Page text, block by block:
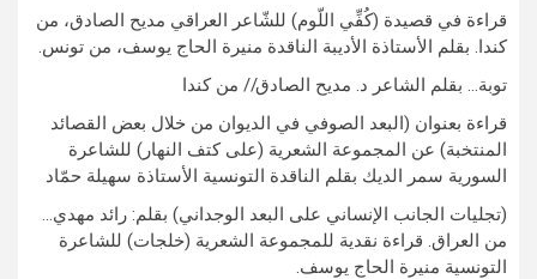
قراءة في قصيدة (كُفِّي اللّوم) للشّاعر العراقي مديح الصادق، من
كندا. بقلم الأستاذة الأديبة الناقدة منيرة الحاج يوسف، من تونس.
توبة… بقلم الشاعر د. مديح الصادق// من كندا
قراءة بعنوان (البعد الصوفي في الديوان من خلال بعض القصائد
المنتخبة) عن المجموعة الشعرية (على كتف النهار) للشاعرة
السورية سمر الديك بقلم الناقدة التونسية الأستاذة سهيلة حمّاد
(تجليات الجانب الإنساني على البعد الوجداني) بقلم: رائد مهدي…
من العراق. قراءة نقدية للمجموعة الشعرية (خلجات) للشاعرة
التونسية منيرة الحاج يوسف.